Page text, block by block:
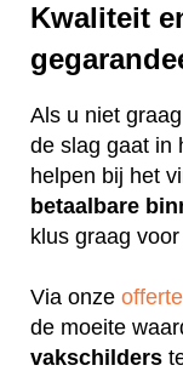
Kwaliteit
Als u niet
de slag gaat in
helpen bij het
betaalbare
klus graag
Via onze
de moeite
vakschilders